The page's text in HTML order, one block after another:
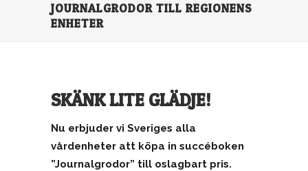
JOURNALGRODOR TILL REGIONENS
ENHETER
SKÄNK LITE GLÄDJE!
Nu erbjuder vi Sveriges alla
vårdenheter att köpa in succéboken
”Journalgrodor” till oslagbart pris.